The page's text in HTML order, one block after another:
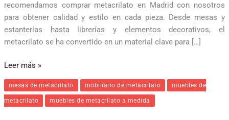
recomendamos comprar metacrilato en Madrid con nosotros
para obtener calidad y estilo en cada pieza. Desde mesas y
estanterías hasta librerías y elementos decorativos, el
metacrilato se ha convertido en un material clave para […]
Leer más »
mesas de metacrilato mobiliario de metacrilato muebles de
metacrilato muebles de metacrilato a medida